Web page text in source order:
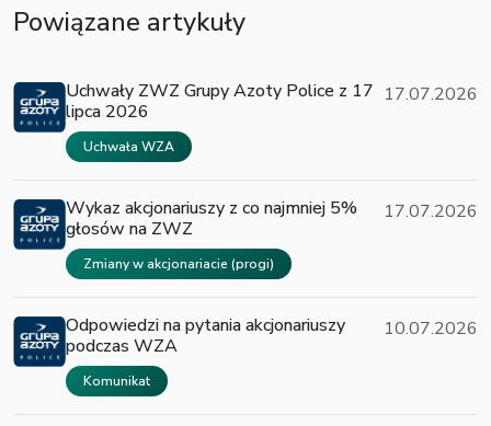
Powiązane artykuły
Uchwały ZWZ Grupy Azoty Police z 17
lipca 2026
Uchwała WZA
17.07.2026
Wykaz akcjonariuszy z co najmniej 5%
głosów na ZWZ
Zmiany w akcjonariacie (progi)
17.07.2026
Odpowiedzi na pytania akcjonariuszy
podczas WZA
Komunikat
10.07.2026